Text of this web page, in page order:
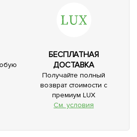
БЕСПЛАТНАЯ
ДОСТАВКА
Получайте полный
возврат стоимости с
премиум LUX
См. условия